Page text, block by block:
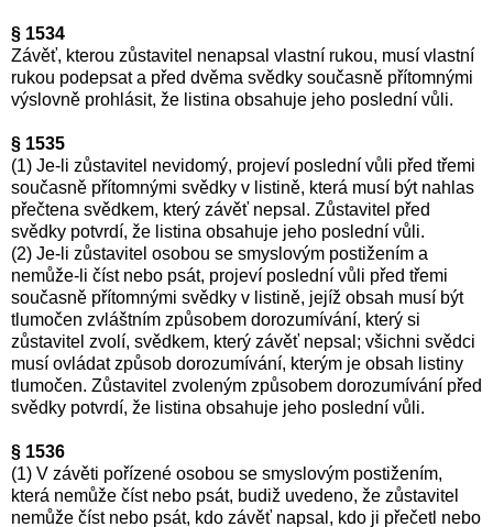
§ 1534
Závěť, kterou zůstavitel nenapsal vlastní rukou, musí vlastní
rukou podepsat a před dvěma svědky současně přítomnými
výslovně prohlásit, že listina obsahuje jeho poslední vůli.
§ 1535
(1) Je-li zůstavitel nevidomý, projeví poslední vůli před třemi
současně přítomnými svědky v listině, která musí být nahlas
přečtena svědkem, který závěť nepsal. Zůstavitel před
svědky potvrdí, že listina obsahuje jeho poslední vůli.
(2) Je-li zůstavitel osobou se smyslovým postižením a
nemůže-li číst nebo psát, projeví poslední vůli před třemi
současně přítomnými svědky v listině, jejíž obsah musí být
tlumočen zvláštním způsobem dorozumívání, který si
zůstavitel zvolí, svědkem, který závěť nepsal; všichni svědci
musí ovládat způsob dorozumívání, kterým je obsah listiny
tlumočen. Zůstavitel zvoleným způsobem dorozumívání před
svědky potvrdí, že listina obsahuje jeho poslední vůli.
§ 1536
(1) V závěti pořízené osobou se smyslovým postižením,
která nemůže číst nebo psát, budiž uvedeno, že zůstavitel
nemůže číst nebo psát, kdo závěť napsal, kdo ji přečetl nebo